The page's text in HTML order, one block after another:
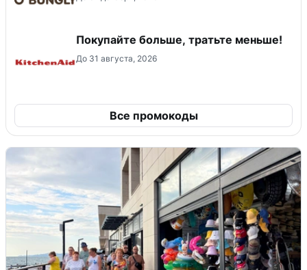
Покупайте больше, тратьте меньше!
До 31 августа, 2026
Все промокоды